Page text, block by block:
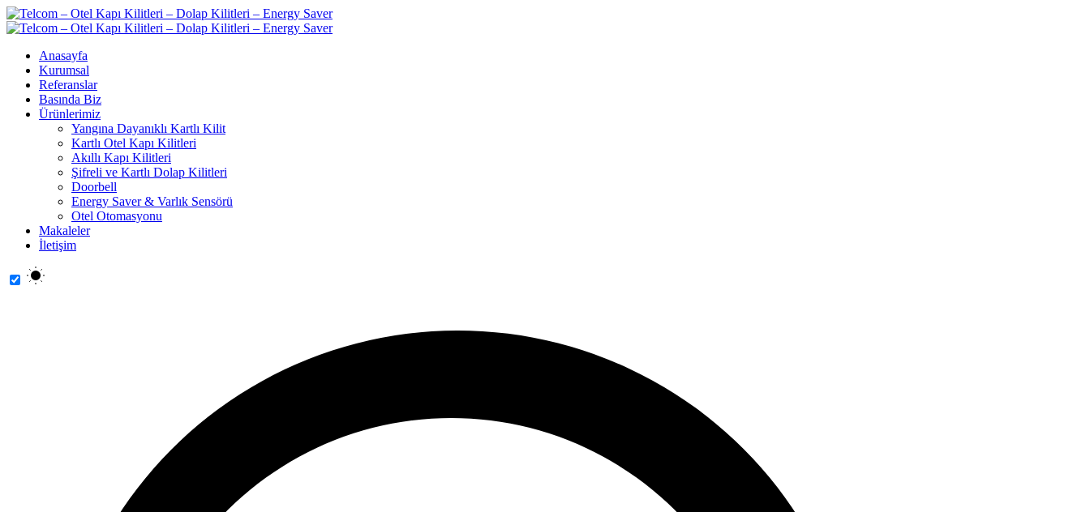
Anasayfa
Kurumsal
Referanslar
Basında Biz
Ürünlerimiz
Yangına Dayanıklı Kartlı Kilit
Kartlı Otel Kapı Kilitleri
Akıllı Kapı Kilitleri
Şifreli ve Kartlı Dolap Kilitleri
Doorbell
Energy Saver & Varlık Sensörü
Otel Otomasyonu
Makaleler
İletişim